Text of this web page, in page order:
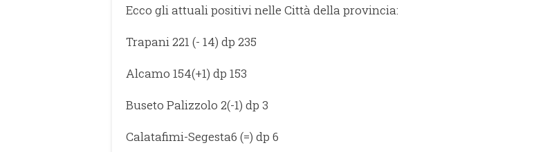
Ecco gli attuali positivi nelle Città della provincia:
Trapani 221 (- 14) dp 235
Alcamo 154(+1) dp 153
Buseto Palizzolo 2(-1) dp 3
Calatafimi-Segesta6 (=) dp 6